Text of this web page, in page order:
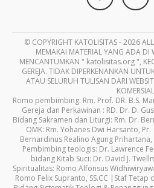
© COPYRIGHT KATOLISITAS - 2026 ALL
MEMAKAI MATERIAL YANG ADA DI
MENCANTUMKAN " katolisitas.org ",
GEREJA. TIDAK DIPERKENANKAN
ATAU SELURUH TULISAN DARI
KOMERSIAL
Romo pembimbing: Rm. Prof. DR. B.S.
Gereja dan Perkawinan : RD. Dr. D.
Bidang Sakramen dan Liturgi: Rm. Dr.
OMK: Rm. Yohanes Dwi Harsanto,
Bernardinus Realino Agung Prihartana,
Pembimbing teologis: Dr. Lawrence
bidang Kitab Suci: Dr. David J.
Spiritualitas: Romo Alfonsus
Romo Felix Supranto, SS.CC |Staf